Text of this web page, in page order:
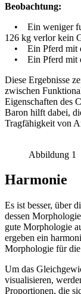
Beobachtung:
• Ein weniger
126 kg verlor kein
• Ein Pferd mit
• Ein Pferd mit
Diese Ergebnisse
zwischen
Eigenschaften des
Baron hilft dabei,
Tragfähigkeit von
Abbildung 1
Harmonie
Es ist besser, über
dessen
gute Morphologie
ergeben ein
Morphologie für
Um das
visualisieren,
Proportionen, die